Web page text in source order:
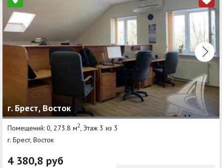
г. Брест, Восток
Помещений: 0, 273.8 м2, Этаж 3 из 3
г. Брест, Восток
4 380,8 руб